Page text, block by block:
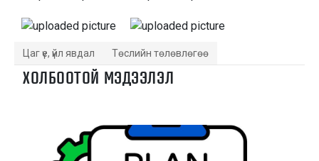
Цаг үе, үйл явдал Төслийн төлөвлөгөө
ХОЛБООТОЙ МЭДЭЭЛЭЛ